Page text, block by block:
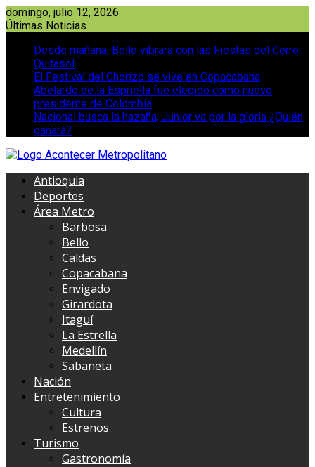
Saltar
al
domingo, julio 12, 2026
Últimas Noticias
Desde mañana, Bello vibrará con las Fiestas del Cerro
Quitasol
El Festival del Chorizo se vive en Copacabana
Abelardo de la Espriella fue elegido como nuevo
presidente de Colombia
Nacional busca la hazaña, Junior va por la gloria ¿Quién
ganará?
Antioquia
Deportes
Área Metro
Barbosa
Bello
Caldas
Copacabana
Envigado
Girardota
Itaguí
La Estrella
Medellín
Sabaneta
Nación
Entretenimiento
Cultura
Estrenos
Turismo
Gastronomía